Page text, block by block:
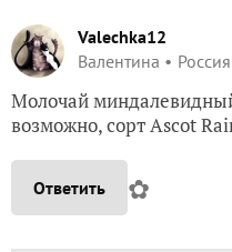
Valechka12
Валентина
Россия
Молочай
возможно, сорт Ascot
Ответить ✿